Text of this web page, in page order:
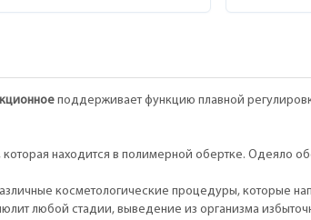
поддерживает функцию плавной
которая находится в полимерной обертке. Одеяло
косметологические процедуры, которые
любой стадии, выведение из организма